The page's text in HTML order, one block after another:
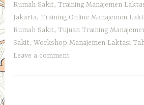
Rumah Sakit,Training Manajemen
Jakarta,Training Online Manajemen
Rumah Sakit,Tujuan Training
Sakit,Workshop Manajemen Laktasi
Leave a comment